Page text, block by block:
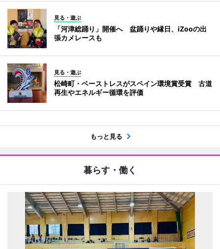
見る・遊ぶ
「河津総踊り」開催へ 盆踊りや縁日、iZooの出
張カメレースも
見る・遊ぶ
松崎町・ベーストレスがスペイン環境賞受賞 古道
再生やエネルギー循環を評価
もっと見る
暮らす・働く